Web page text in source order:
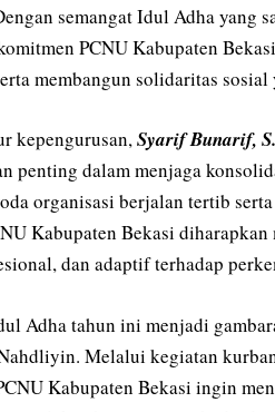
semangat Idul Adha yang
PCNU Kabupaten
membangun solidaritas sosial
kepengurusan,Syarif Bunarif,
penting dalam menjaga
organisasi berjalan tertib
Kabupaten Bekasi
dan adaptif terhadap
Adha tahun ini menjadi
Melalui kegiatan
Kabupaten Bekasi ingin